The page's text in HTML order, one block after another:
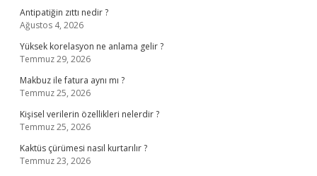
Antipatiğin zıttı nedir ?
Ağustos 4, 2026
Yüksek korelasyon ne anlama gelir ?
Temmuz 29, 2026
Makbuz ile fatura aynı mı ?
Temmuz 25, 2026
Kişisel verilerin özellikleri nelerdir ?
Temmuz 25, 2026
Kaktüs çürümesi nasıl kurtarılır ?
Temmuz 23, 2026